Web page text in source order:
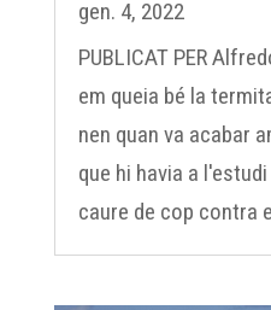
PUBLICAT PER
em queia bé la
nen quan va acabar
que hi havia a
caure de cop contra